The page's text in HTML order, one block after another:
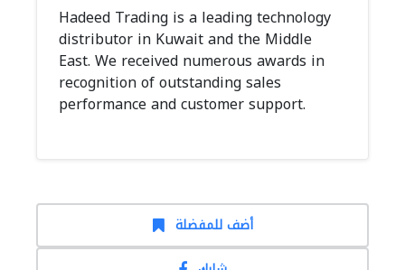
Hadeed Trading is a leading technology
distributor in Kuwait and the Middle
East. We received numerous awards in
recognition of outstanding sales
performance and customer support.
أضف للمفضلة